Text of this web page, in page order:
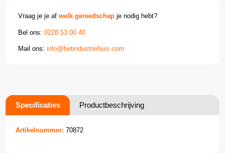
Vraag je je afwelk gereedschap je nodig hebt?
Bel ons:0228 53 00 40
Mail ons:info@hetindustriehuis.com
Specificaties Productbeschrijving
Artikelnummer: 70872